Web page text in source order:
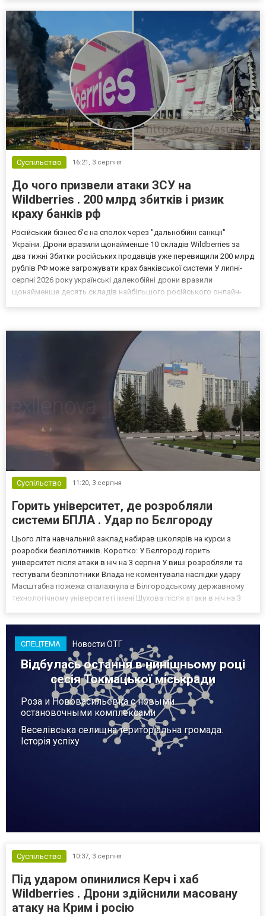
Суспільство 16:21, 3 серпня
До чого призвели атаки ЗСУ на
Wildberries . 200 млрд збитків і ризик
краху банків рф
Російський бізнес б'є на сполох через "дальнобійні санкції"
України. Дрони вразили щонайменше 10 складів Wildberries за
два тижні Збитки російських продавців уже перевищили 200 млрд
рублів РФ може загрожувати крах банківської системи У липні-
серпні 2026 року українські далекобійні дрони вразили
щонайменше десять складів найбільшого російського онлайн-
Суспільство 11:20, 3 серпня
Горить університет, де розробляли
системи БПЛА . Удар по Бєлгороду
Цього літа навчальний заклад набирав школярів на курси з
розробки безпілотників. Коротко: У Бєлгороді горить
університет після атаки в ніч на 3 серпня У виші розробляли та
тестували безпілотники Влада не коментувала наслідки удару
Масштабна пожежа спалахнула в Білгородському державному
технологічному університеті імені Шухова після атаки в ніч на 3
СПЕЦТЕМА Новости ОТГ
Відбулась остання в нинішньому році
сесія Токмацької міськради
Роза и Нововасильевка с новыми
остановочными комплексами
Веселівська селищна територіальна громада.
Історія успіху
Суспільство 10:37, 3 серпня
Під ударом опинилися Керч і хаб
Wildberries . Дрони здійснили масовану
атаку на Крим і росію